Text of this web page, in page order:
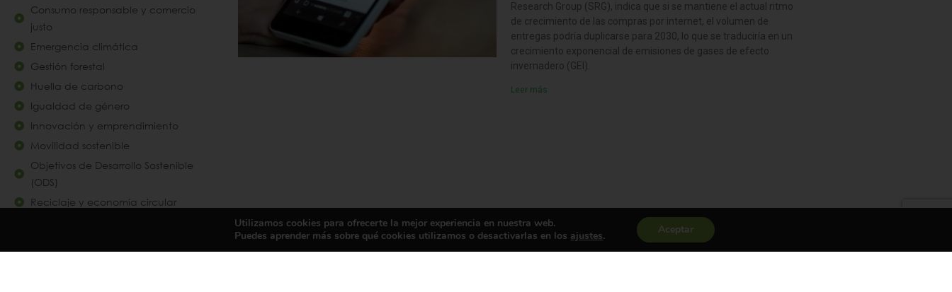
Consumo responsable y comercio
justo
Emergencia climática
Gestión forestal
Huella de carbono
Igualdad de género
Innovación y emprendimiento
Movilidad sostenible
Objetivos de Desarrollo Sostenible
(ODS)
Reciclaje y economía circular
Research Group (SRG), indica que si se mantiene el actual ritmo
de crecimiento de las compras por internet, el volumen de
entregas podría duplicarse para 2030, lo que se traduciría en un
crecimiento exponencial de emisiones de gases de efecto
invernadero (GEI).
Leer más
Utilizamos cookies para ofrecerte la mejor experiencia en nuestra web.
Puedes aprender más sobre qué cookies utilizamos o desactivarlas en los ajustes. Aceptar